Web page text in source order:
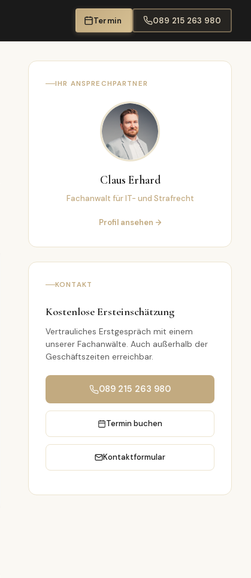
Termin 089 215 263 980
IHR ANSPRECHPARTNER
Claus Erhard
Fachanwalt für IT- und Strafrecht
Profil ansehen →
KONTAKT
Kostenlose Ersteinschätzung
Vertrauliches Erstgespräch mit einem
unserer Fachanwälte. Auch außerhalb der
Geschäftszeiten erreichbar.
089 215 263 980
Termin buchen
Kontaktformular